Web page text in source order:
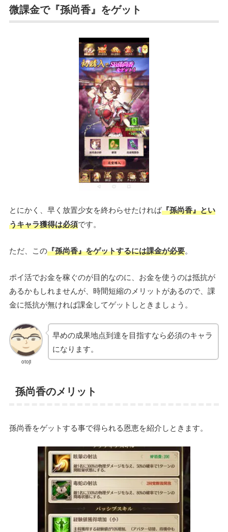
微課金で『孫尚香』をゲット
とにかく、早く放置少女を終わらせたければ『孫尚香』とい
うキャラ獲得は必須です。
ただ、この『孫尚香』をゲットするには課金が必要。
ポイ活でお金を稼ぐのが目的なのに、お金を使うのは抵抗が
あるかもしれませんが、時間短縮のメリットがあるので、課
金に抵抗が無ければ課金してゲットしときましょう。
otoji
早めの成果地点到達を目指すなら必須のキャラ
になります。
孫尚香のメリット
孫尚香をゲットする事で得られる恩恵を紹介しときます。